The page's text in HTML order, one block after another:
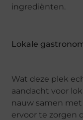
ingrediënten.
Lokale
Wat deze plek
aandacht voor
nauw samen
ervoor te zorgen